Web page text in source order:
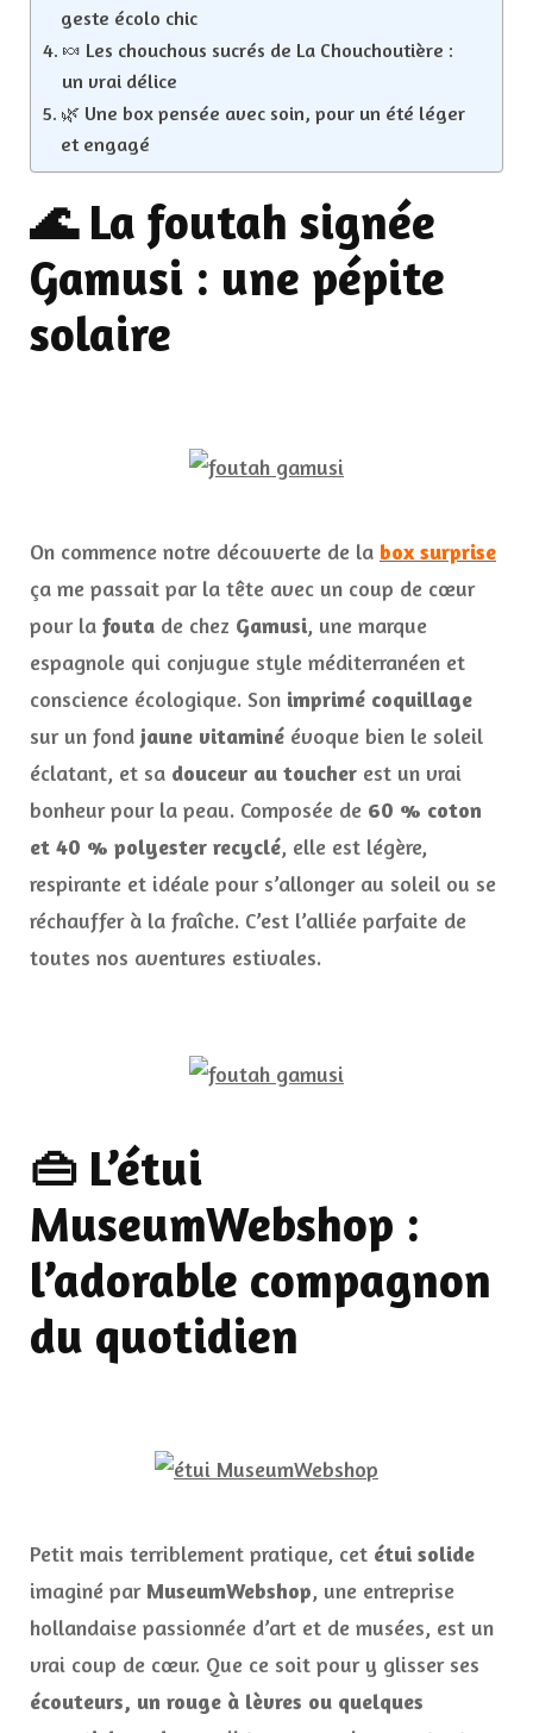
geste écolo chic
🍬 Les chouchous sucrés de La Chouchoutière :
un vrai délice
🌿 Une box pensée avec soin, pour un été léger
et engagé
🌊 La foutah signée
Gamusi : une pépite
solaire
On commence notre découverte de la box surprise
ça me passait par la tête avec un coup de cœur
pour la fouta de chez Gamusi, une marque
espagnole qui conjugue style méditerranéen et
conscience écologique. Son imprimé coquillage
sur un fond jaune vitaminé évoque bien le soleil
éclatant, et sa douceur au toucher est un vrai
bonheur pour la peau. Composée de 60 % coton
et 40 % polyester recyclé, elle est légère,
respirante et idéale pour s’allonger au soleil ou se
réchauffer à la fraîche. C’est l’alliée parfaite de
toutes nos aventures estivales.
👜 L’étui
MuseumWebshop :
l’adorable compagnon
du quotidien
Petit mais terriblement pratique, cet étui solide
imaginé par MuseumWebshop, une entreprise
hollandaise passionnée d’art et de musées, est un
vrai coup de cœur. Que ce soit pour y glisser ses
écouteurs, un rouge à lèvres ou quelques